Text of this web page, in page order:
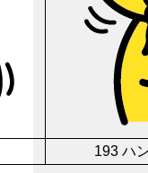
193 ハ